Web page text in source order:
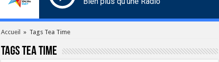
Accueil » Tags Tea Time
TagsTea Time